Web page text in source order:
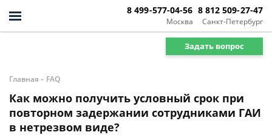
Москва
8 499-577-04-56
Санкт-Петербург
8 812 509-27-47
Задать вопрос
Главная - FAQ
Как можно получить условный срок при
повторном задержании сотрудниками ГАИ
в нетрезвом виде?